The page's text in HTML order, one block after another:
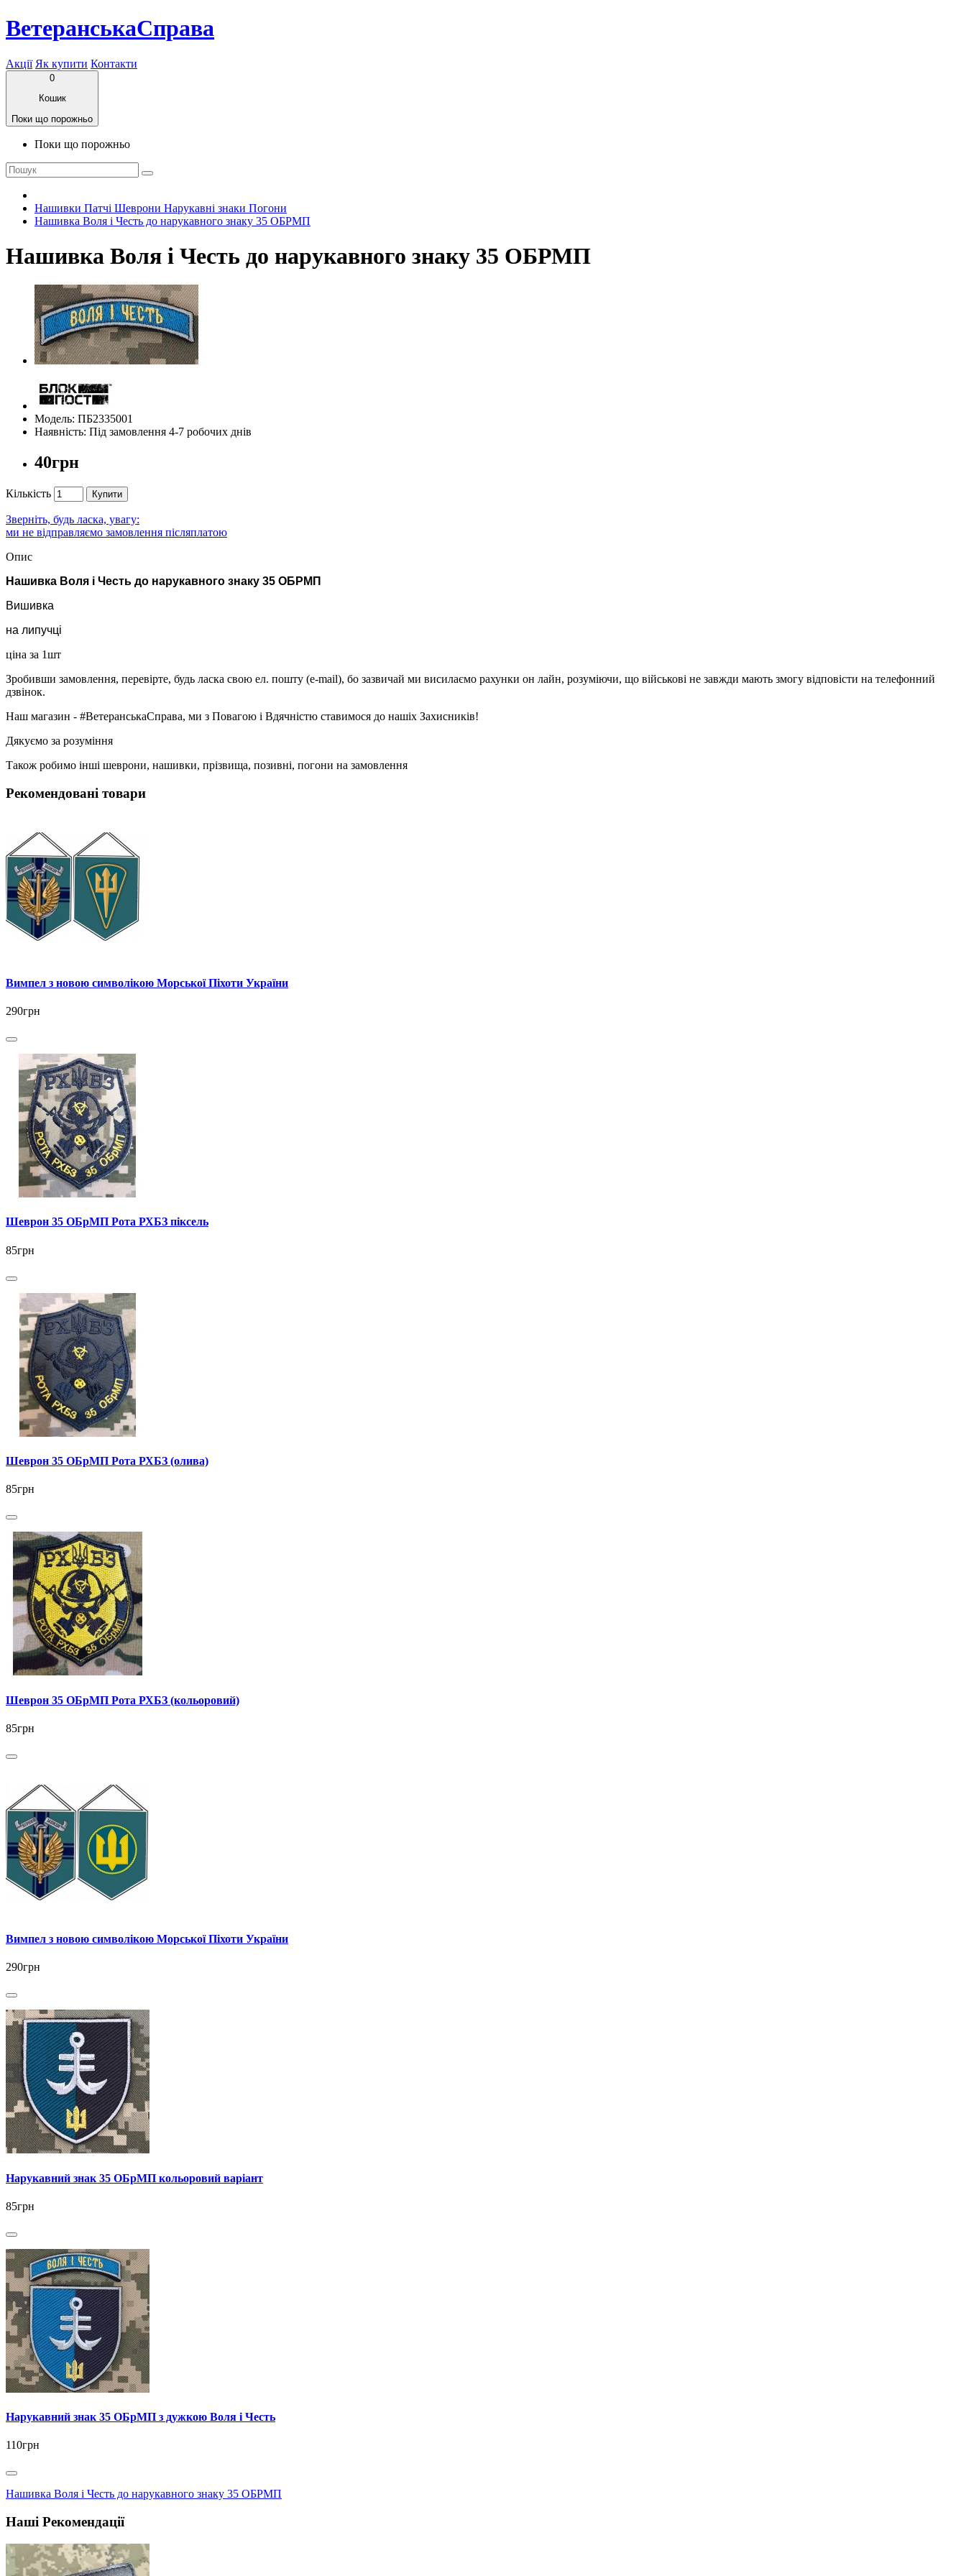
ВетеранськаСправа
Акції Як купити Контакти
0
Кошик
Поки що порожньо
Поки що порожньо
Нашивки Патчі Шеврони Нарукавні знаки Погони
Нашивка Воля і Честь до нарукавного знаку 35 ОБРМП
Нашивка Воля і Честь до нарукавного знаку 35 ОБРМП
Модель: ПБ2335001
Наявність: Під замовлення 4-7 робочих днів
40грн
Кількість Купити
Зверніть, будь ласка, увагу:
ми не відправляємо замовлення післяплатою
Опис
Нашивка Воля і Честь до нарукавного знаку 35 ОБРМП
Вишивка
на липучці
ціна за 1шт
Зробивши замовлення, перевірте, будь ласка свою ел. пошту (e-mail), бо зазвичай ми висилаємо рахунки он лайн, розуміючи, що військові не завжди мають змогу відповісти на телефонний
дзвінок.
Наш магазин - #ВетеранськаСправа, ми з Повагою і Вдячністю ставимося до нашіх Захисників!
Дякуємо за розуміння
Також робимо інші шеврони, нашивки, прізвища, позивні, погони на замовлення
Рекомендовані товари
Вимпел з новою символікою Морської Піхоти України
290грн
Шеврон 35 ОБрМП Рота РХБЗ піксель
85грн
Шеврон 35 ОБрМП Рота РХБЗ (олива)
85грн
Шеврон 35 ОБрМП Рота РХБЗ (кольоровий)
85грн
Вимпел з новою символікою Морської Піхоти України
290грн
Нарукавний знак 35 ОБрМП кольоровий варіант
85грн
Нарукавний знак 35 ОБрМП з дужкою Воля і Честь
110грн
Нашивка Воля і Честь до нарукавного знаку 35 ОБРМП
Наші Рекомендації